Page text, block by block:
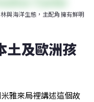
與海洋生態，主配角擁有鮮明
土及歐洲孩
雅來局裡講述這個故